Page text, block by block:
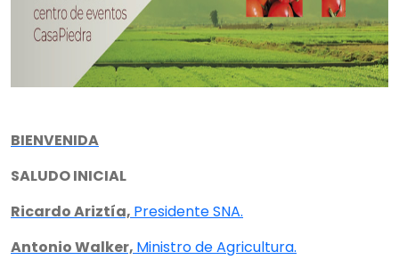
BIENVENIDA
SALUDO INICIAL
Ricardo Ariztía, Presidente SNA.
Antonio Walker, Ministro de Agricultura.